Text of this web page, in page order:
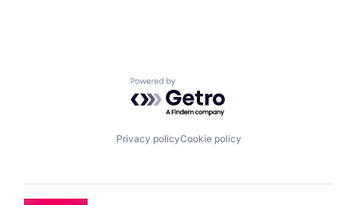
Powered by Getro.com
Privacy policyCookie policy